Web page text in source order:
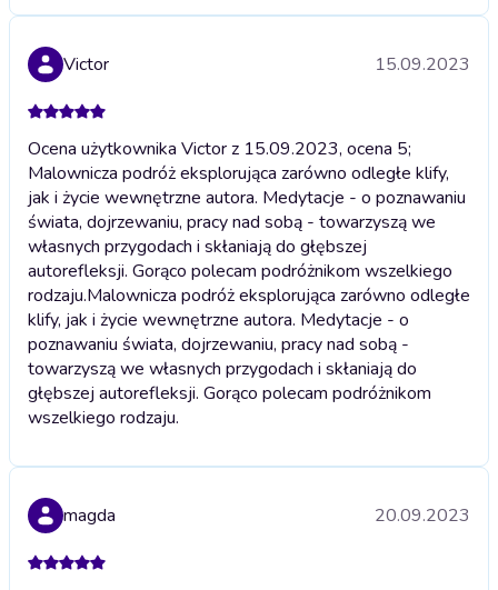
Victor 15.09.2023
Ocena użytkownika Victor z 15.09.2023, ocena 5;
Malownicza podróż eksplorująca zarówno odległe klify,
jak i życie wewnętrzne autora. Medytacje - o poznawaniu
świata, dojrzewaniu, pracy nad sobą - towarzyszą we
własnych przygodach i skłaniają do głębszej
autorefleksji. Gorąco polecam podróżnikom wszelkiego
rodzaju.Malownicza podróż eksplorująca zarówno odległe
klify, jak i życie wewnętrzne autora. Medytacje - o
poznawaniu świata, dojrzewaniu, pracy nad sobą -
towarzyszą we własnych przygodach i skłaniają do
głębszej autorefleksji. Gorąco polecam podróżnikom
wszelkiego rodzaju.
magda 20.09.2023